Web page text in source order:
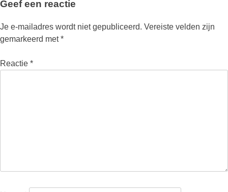
Geef een reactie
Je e-mailadres wordt niet gepubliceerd. Vereiste velden zijn
gemarkeerd met*
Reactie *